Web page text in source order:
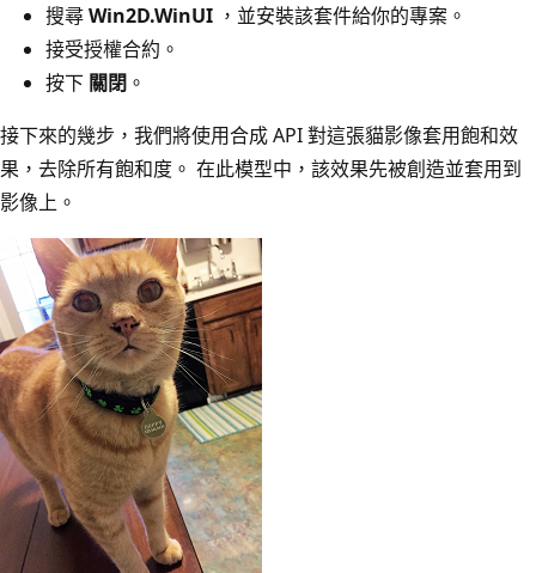
搜尋Win2D.WinUI ，並安裝該套件給你的專案。
接受授權合約。
按下 關閉 。
接下來的幾步，我們將使用合成 API 對這張貓影像套用飽和效
果，去除所有飽和度。 在此模型中，該效果先被創造並套用到
影像上。